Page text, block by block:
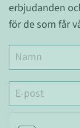
erbjudanden
för de som får